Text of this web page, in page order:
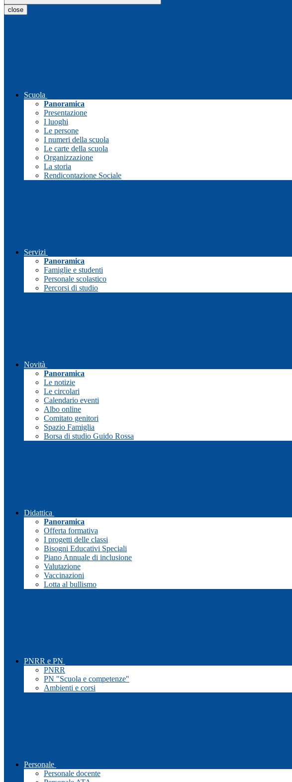
close
Scuola
Panoramica
Presentazione
I luoghi
Le persone
I numeri della scuola
Le carte della scuola
Organizzazione
La storia
Rendicontazione Sociale
Servizi
Panoramica
Famiglie e studenti
Personale scolastico
Percorsi di studio
Novità
Panoramica
Le notizie
Le circolari
Calendario eventi
Albo online
Comitato genitori
Spazio Famiglia
Borsa di studio Guido Rossa
Didattica
Panoramica
Offerta formativa
I progetti delle classi
Bisogni Educativi Speciali
Piano Annuale di inclusione
Valutazione
Vaccinazioni
Lotta al bullismo
PNRR e PN
PNRR
PN "Scuola e competenze"
Ambienti e corsi
Personale
Personale docente